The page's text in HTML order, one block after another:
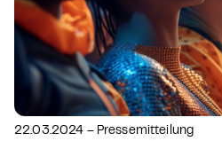
22.03.2024 – Pressemitteilung